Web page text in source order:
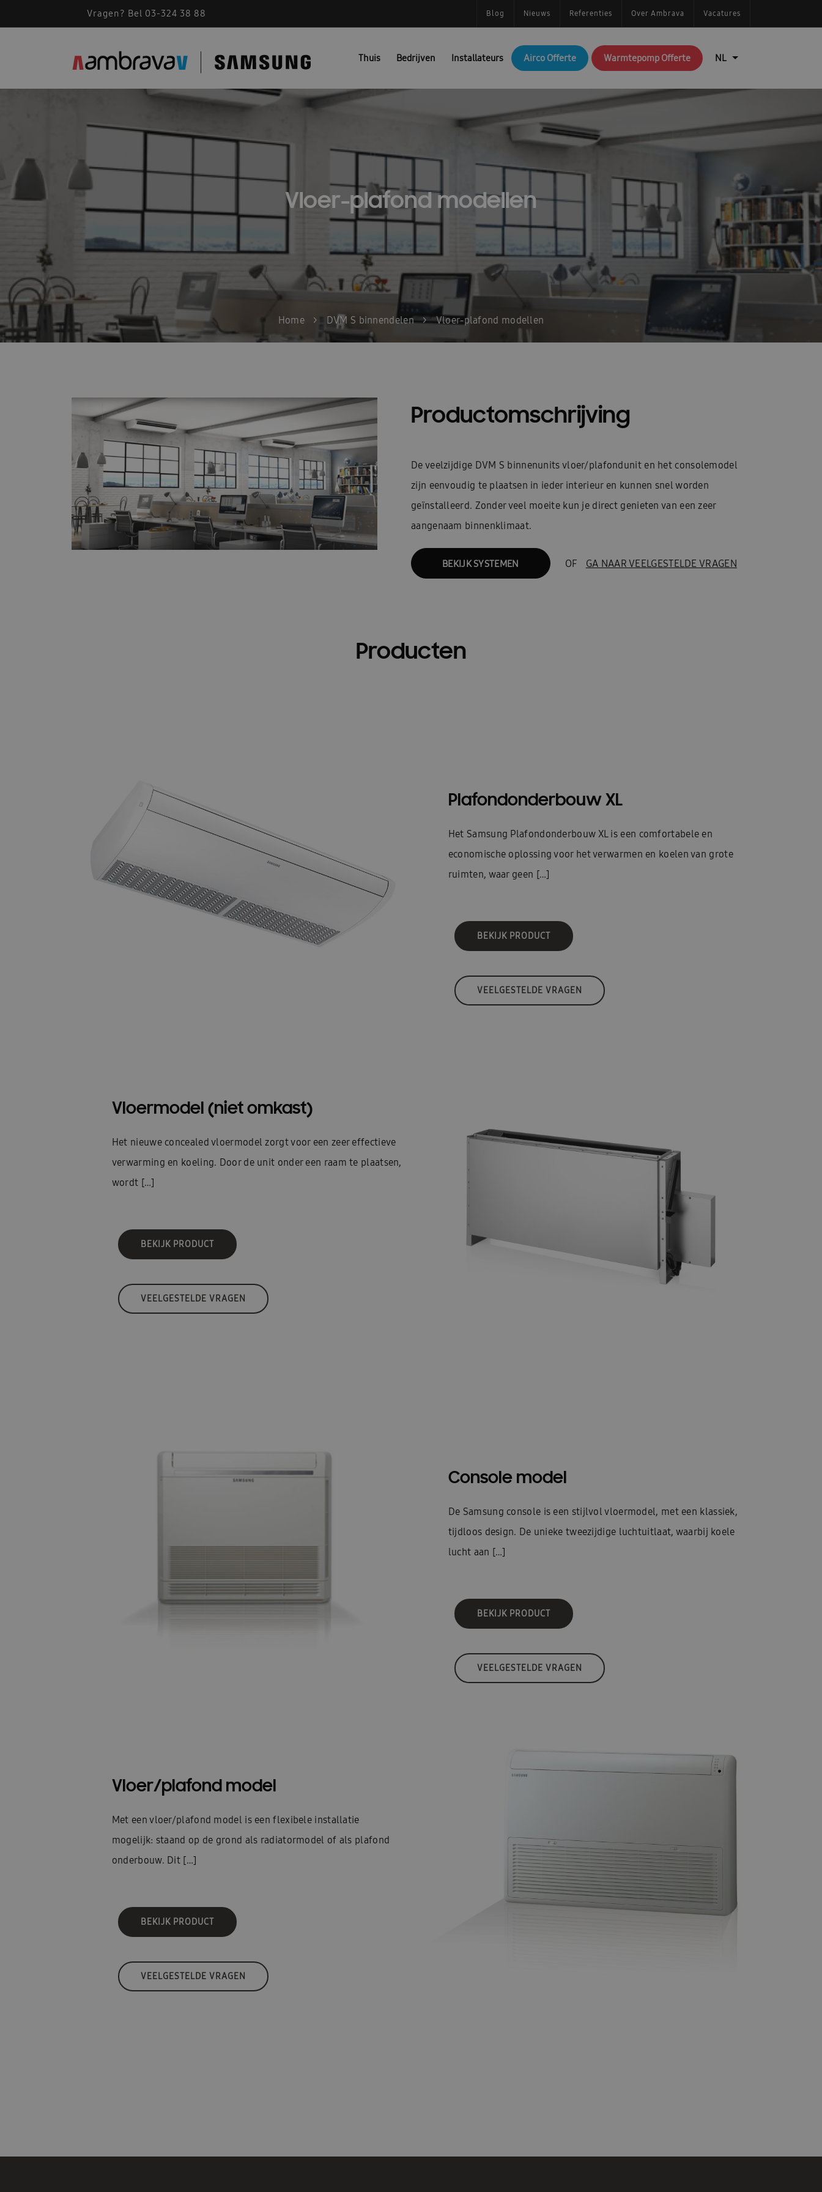
Vragen? Bel 03-324 38 88 Blog Nieuws Referenties Over Ambrava Vacatures
Thuis Bedrijven Installateurs Airco Offerte Warmtepomp Offerte
Vloer-plafond modellen
Home > DVM S binnendelen > Vloer-plafond modellen
Productomschrijving
De veelzijdige DVM S binnenunits vloer/plafondunit en het consolemodel
zijn eenvoudig te plaatsen in ieder interieur en kunnen snel worden
geïnstalleerd. Zonder veel moeite kun je direct genieten van een zeer
aangenaam binnenklimaat.
BEKIJK SYSTEMEN OF GA NAAR VEELGESTELDE VRAGEN
Producten
Plafondonderbouw XL
Het Samsung Plafondonderbouw XL is een comfortabele en
economische oplossing voor het verwarmen en koelen van grote
ruimten, waar geen […]
BEKIJK PRODUCT
VEELGESTELDE VRAGEN
Vloermodel (niet omkast)
Het nieuwe concealed vloermodel zorgt voor een zeer effectieve
verwarming en koeling. Door de unit onder een raam te plaatsen,
wordt […]
BEKIJK PRODUCT
VEELGESTELDE VRAGEN
Console model
De Samsung console is een stijlvol vloermodel, met een klassiek,
tijdloos design. De unieke tweezijdige luchtuitlaat, waarbij koele
lucht aan […]
BEKIJK PRODUCT
VEELGESTELDE VRAGEN
Vloer/plafond model
Met een vloer/plafond model is een flexibele installatie
mogelijk: staand op de grond als radiatormodel of als plafond
onderbouw. Dit […]
BEKIJK PRODUCT
VEELGESTELDE VRAGEN